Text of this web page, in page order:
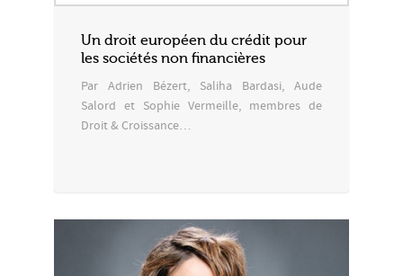
Un droit européen du crédit pour
les sociétés non financières
Par Adrien Bézert, Saliha Bardasi, Aude
Salord et Sophie Vermeille, membres de
Droit & Croissance…